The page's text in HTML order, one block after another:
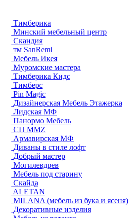
Тимберика
Минский мебельный центр
Скандия
тм SanRemi
Мебель Икея
Муромские мастера
Тимберика Кидс
Тимберс
Pin Magic
Дизайнерская Мебель Этажерка
Лидская МФ
Панормо Мебель
СП ММZ
Армавирская МФ
Диваны в стиле лофт
Добрый мастер
Могилевдрев
Мебель под старину
Скайда
ALETAN
MILANA (мебель из бука и ясеня)
Декоративные изделия